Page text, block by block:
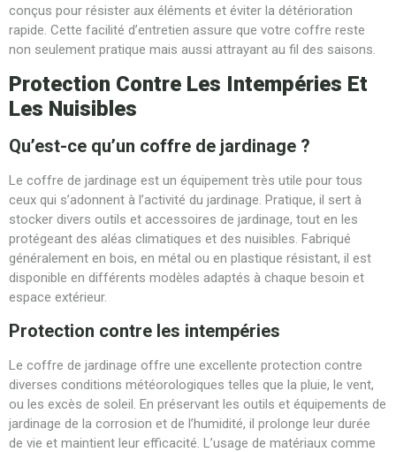
conçus pour résister aux éléments et éviter la détérioration
rapide. Cette facilité d’entretien assure que votre coffre reste
non seulement pratique mais aussi attrayant au fil des saisons.
Protection Contre Les Intempéries Et
Les Nuisibles
Qu’est-ce qu’un coffre de jardinage ?
Le coffre de jardinage est un équipement très utile pour tous
ceux qui s’adonnent à l’activité du jardinage. Pratique, il sert à
stocker divers outils et accessoires de jardinage, tout en les
protégeant des aléas climatiques et des nuisibles. Fabriqué
généralement en bois, en métal ou en plastique résistant, il est
disponible en différents modèles adaptés à chaque besoin et
espace extérieur.
Protection contre les intempéries
Le coffre de jardinage offre une excellente protection contre
diverses conditions météorologiques telles que la pluie, le vent,
ou les excès de soleil. En préservant les outils et équipements de
jardinage de la corrosion et de l’humidité, il prolonge leur durée
de vie et maintient leur efficacité. L’usage de matériaux comme